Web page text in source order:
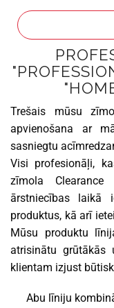
Trešais mūsu
apvienošana ar
sasniegtu
Visi profesionāļi,
zīmola
ārstniecības laikā
produktus, kā arī
Mūsu produktu
atrisinātu grūtākās
klientam izjust
Abu līniju